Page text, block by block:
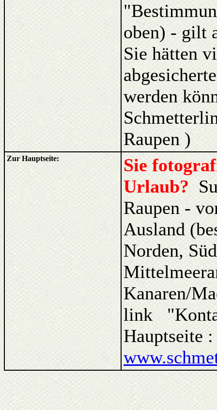
oben) - gilt
Sie hätten
werden
Raupen )
Zur Hauptseite:
Sie
Urlaub?
Raupen -
Ausland
Norden,
Kanaren/
link
Hauptseite